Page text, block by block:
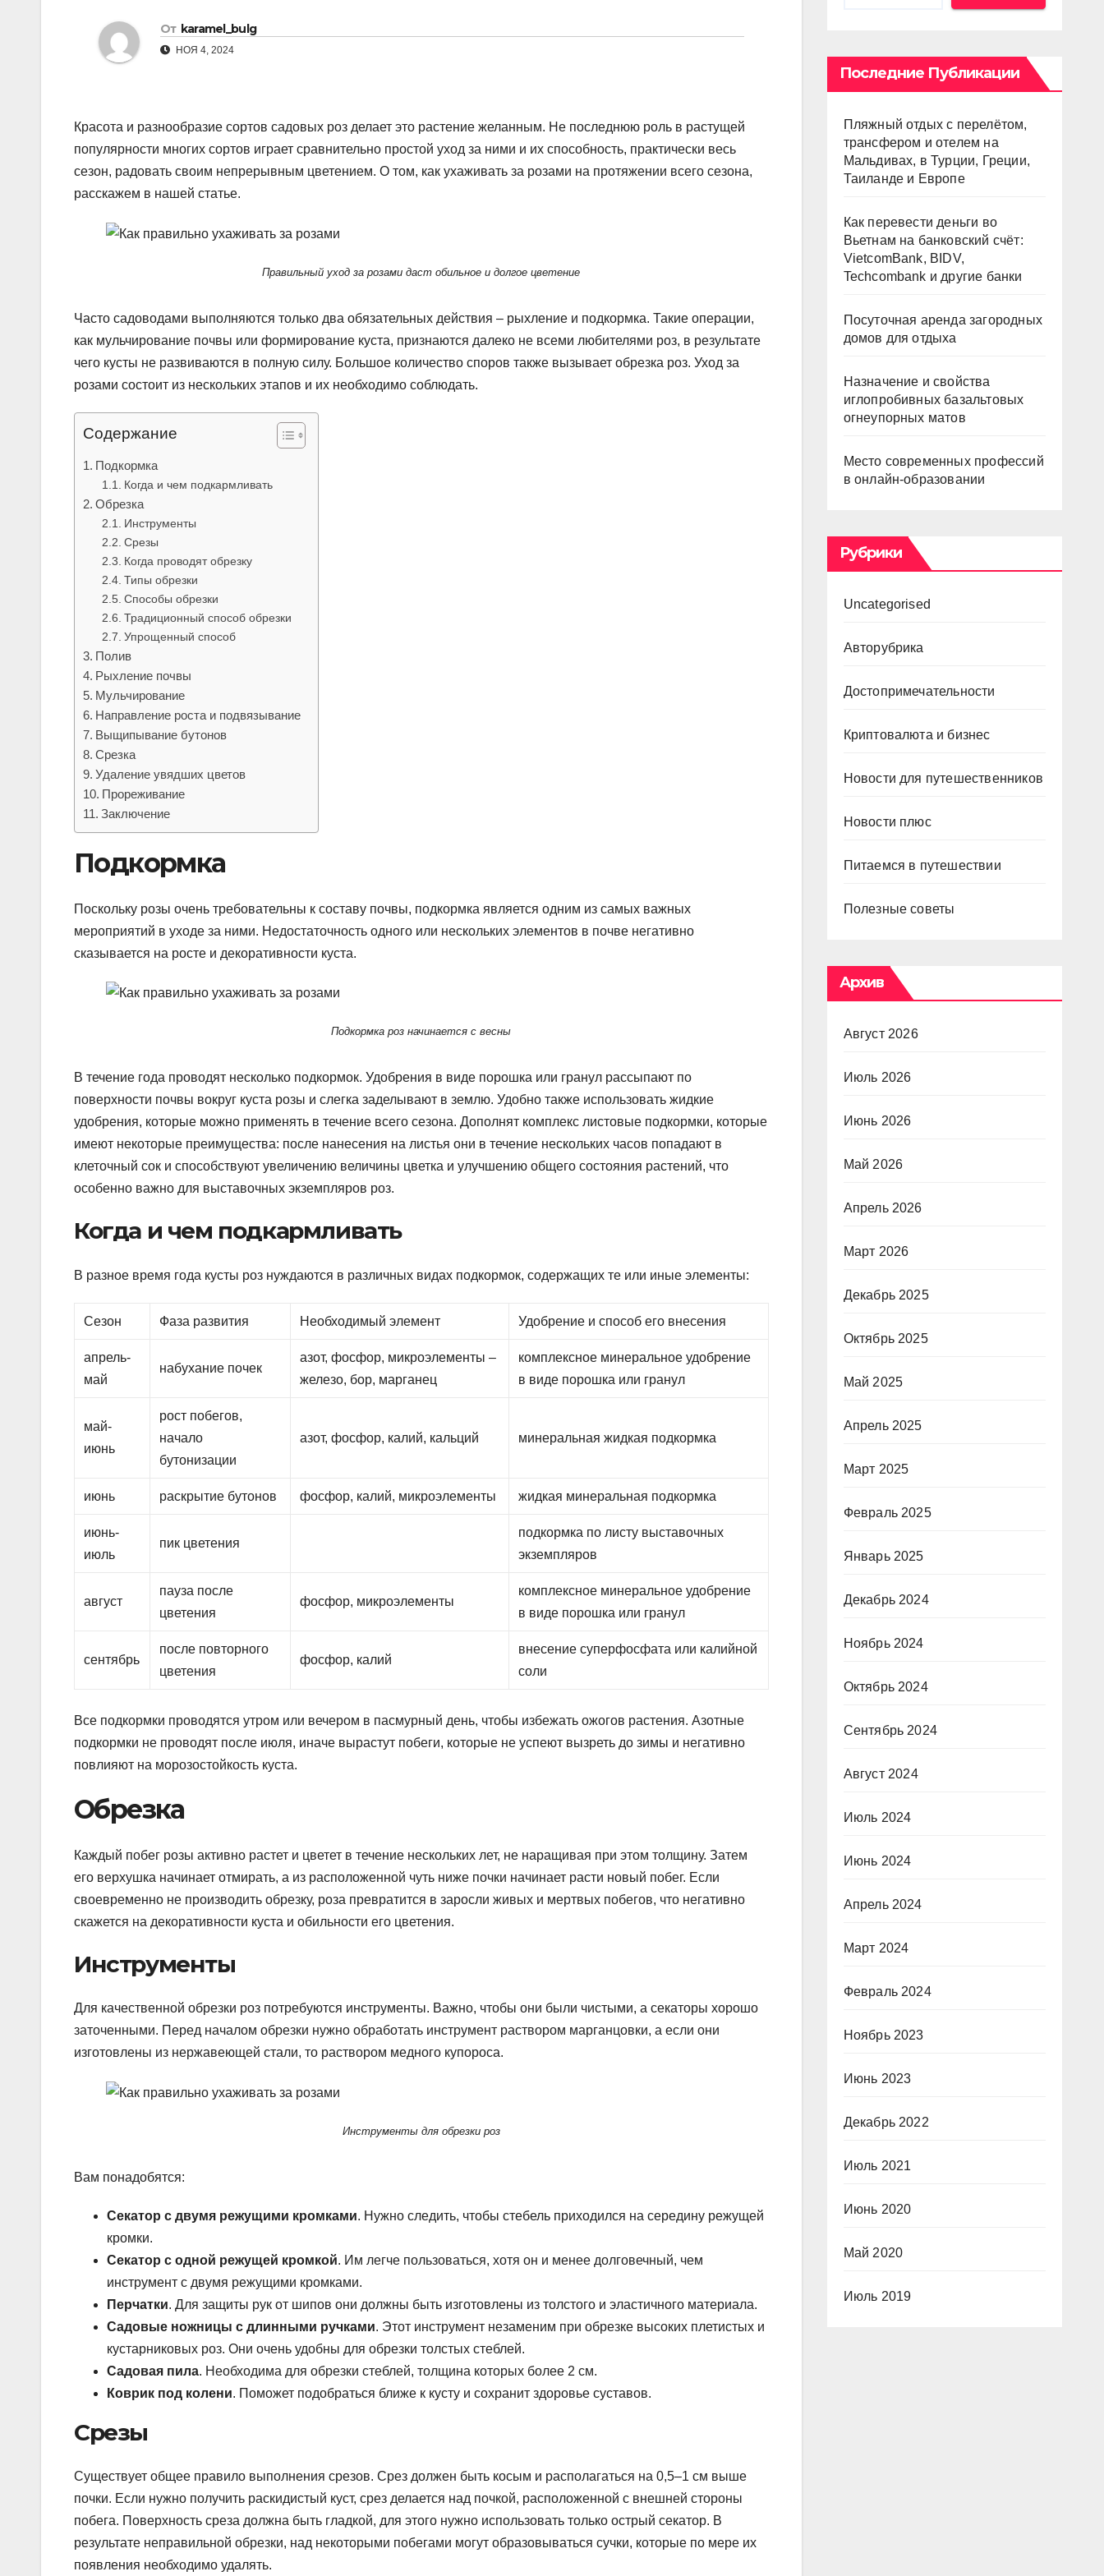
От karamel_bulg
НОЯ 4, 2024
Красота и разнообразие сортов садовых роз делает это растение желанным. Не последнюю роль в растущей
популярности многих сортов играет сравнительно простой уход за ними и их способность, практически весь
сезон, радовать своим непрерывным цветением. О том, как ухаживать за розами на протяжении всего сезона,
расскажем в нашей статье.
Правильный уход за розами даст обильное и долгое цветение
Часто садоводами выполняются только два обязательных действия – рыхление и подкормка. Такие операции,
как мульчирование почвы или формирование куста, признаются далеко не всеми любителями роз, в результате
чего кусты не развиваются в полную силу. Большое количество споров также вызывает обрезка роз. Уход за
розами состоит из нескольких этапов и их необходимо соблюдать.
Содержание
Подкормка
Когда и чем подкармливать
Обрезка
Инструменты
Срезы
Когда проводят обрезку
Типы обрезки
Способы обрезки
Традиционный способ обрезки
Упрощенный способ
Полив
Рыхление почвы
Мульчирование
Направление роста и подвязывание
Выщипывание бутонов
Срезка
Удаление увядших цветов
Прореживание
Заключение
Подкормка
Поскольку розы очень требовательны к составу почвы, подкормка является одним из самых важных
мероприятий в уходе за ними. Недостаточность одного или нескольких элементов в почве негативно
сказывается на росте и декоративности куста.
Подкормка роз начинается с весны
В течение года проводят несколько подкормок. Удобрения в виде порошка или гранул рассыпают по
поверхности почвы вокруг куста розы и слегка заделывают в землю. Удобно также использовать жидкие
удобрения, которые можно применять в течение всего сезона. Дополнят комплекс листовые подкормки, которые
имеют некоторые преимущества: после нанесения на листья они в течение нескольких часов попадают в
клеточный сок и способствуют увеличению величины цветка и улучшению общего состояния растений, что
особенно важно для выставочных экземпляров роз.
Когда и чем подкармливать
В разное время года кусты роз нуждаются в различных видах подкормок, содержащих те или иные элементы:
Сезон Фаза развития Необходимый элемент Удобрение и способ его внесения
апрель-
май
набухание почек
азот, фосфор, микроэлементы –
железо, бор, марганец
комплексное минеральное удобрение
в виде порошка или гранул
май-
июнь
рост побегов,
начало
бутонизации
азот, фосфор, калий, кальций минеральная жидкая подкормка
июнь раскрытие бутонов фосфор, калий, микроэлементы жидкая минеральная подкормка
июнь-
июль
пик цветения
подкормка по листу выставочных
экземпляров
август
пауза после
цветения
фосфор, микроэлементы
комплексное минеральное удобрение
в виде порошка или гранул
сентябрь
после повторного
цветения
фосфор, калий
внесение суперфосфата или калийной
соли
Все подкормки проводятся утром или вечером в пасмурный день, чтобы избежать ожогов растения. Азотные
подкормки не проводят после июля, иначе вырастут побеги, которые не успеют вызреть до зимы и негативно
повлияют на морозостойкость куста.
Обрезка
Каждый побег розы активно растет и цветет в течение нескольких лет, не наращивая при этом толщину. Затем
его верхушка начинает отмирать, а из расположенной чуть ниже почки начинает расти новый побег. Если
своевременно не производить обрезку, роза превратится в заросли живых и мертвых побегов, что негативно
скажется на декоративности куста и обильности его цветения.
Инструменты
Для качественной обрезки роз потребуются инструменты. Важно, чтобы они были чистыми, а секаторы хорошо
заточенными. Перед началом обрезки нужно обработать инструмент раствором марганцовки, а если они
изготовлены из нержавеющей стали, то раствором медного купороса.
Инструменты для обрезки роз
Вам понадобятся:
Секатор с двумя режущими кромками. Нужно следить, чтобы стебель приходился на середину режущей
кромки.
Секатор с одной режущей кромкой. Им легче пользоваться, хотя он и менее долговечный, чем
инструмент с двумя режущими кромками.
Перчатки. Для защиты рук от шипов они должны быть изготовлены из толстого и эластичного материала.
Садовые ножницы с длинными ручками. Этот инструмент незаменим при обрезке высоких плетистых и
кустарниковых роз. Они очень удобны для обрезки толстых стеблей.
Садовая пила. Необходима для обрезки стеблей, толщина которых более 2 см.
Коврик под колени. Поможет подобраться ближе к кусту и сохранит здоровье суставов.
Срезы
Существует общее правило выполнения срезов. Срез должен быть косым и располагаться на 0,5–1 см выше
почки. Если нужно получить раскидистый куст, срез делается над почкой, расположенной с внешней стороны
побега. Поверхность среза должна быть гладкой, для этого нужно использовать только острый секатор. В
результате неправильной обрезки, над некоторыми побегами могут образовываться сучки, которые по мере их
появления необходимо удалять.
Последние Публикации
Пляжный отдых с перелётом,
трансфером и отелем на
Мальдивах, в Турции, Греции,
Таиланде и Европе
Как перевести деньги во
Вьетнам на банковский счёт:
VietcomBank, BIDV,
Techcombank и другие банки
Посуточная аренда загородных
домов для отдыха
Назначение и свойства
иглопробивных базальтовых
огнеупорных матов
Место современных профессий
в онлайн-образовании
Рубрики
Uncategorised
Авторубрика
Достопримечательности
Криптовалюта и бизнес
Новости для путешественников
Новости плюс
Питаемся в путешествии
Полезные советы
Архив
Август 2026
Июль 2026
Июнь 2026
Май 2026
Апрель 2026
Март 2026
Декабрь 2025
Октябрь 2025
Май 2025
Апрель 2025
Март 2025
Февраль 2025
Январь 2025
Декабрь 2024
Ноябрь 2024
Октябрь 2024
Сентябрь 2024
Август 2024
Июль 2024
Июнь 2024
Апрель 2024
Март 2024
Февраль 2024
Ноябрь 2023
Июнь 2023
Декабрь 2022
Июль 2021
Июнь 2020
Май 2020
Июль 2019